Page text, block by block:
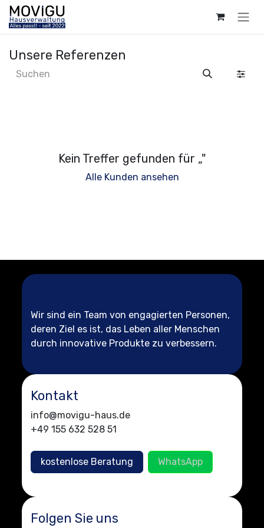
Zum Inhalt springen
Unsere Referenzen
Kein Treffer gefunden für „"
Alle Kunden ansehen
Wir sind ein Team von engagierten Personen,
deren Ziel es ist, das Leben aller Menschen
durch innovative Produkte zu verbessern.
Kontakt
info@movigu-haus.de
+49 155 632 528 51
kostenlose Beratung WhatsApp
Folgen Sie uns